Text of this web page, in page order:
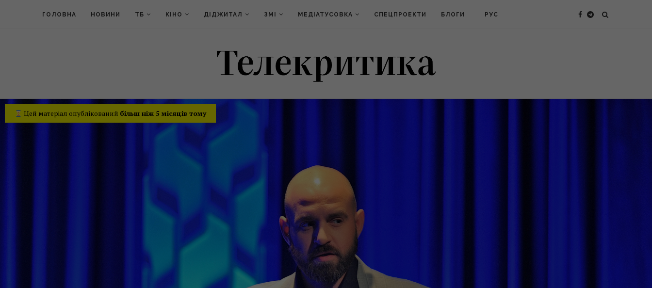
ГОЛОВНА НОВИНИ ТБ КІНО ДІДЖИТАЛ ЗМІ МЕДІАТУСОВКА СПЕЦПРОЕКТИ БЛОГИ РУС
Цей матеріал опублікований більш ніж 5 місяців тому